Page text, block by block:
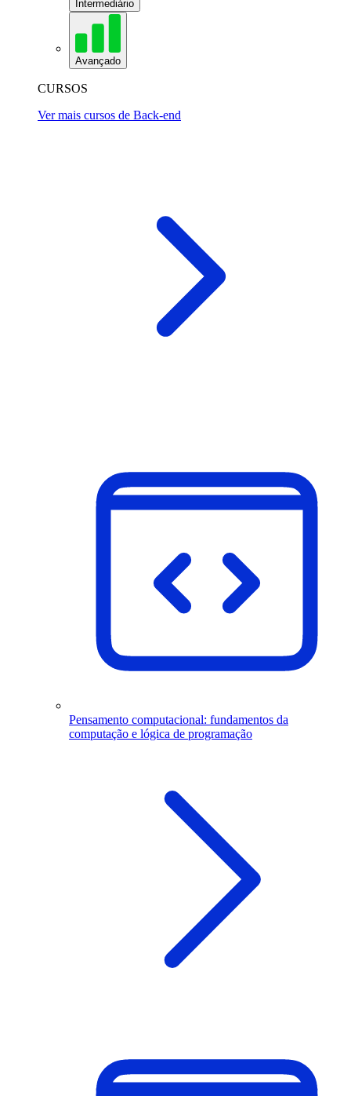
Intermediário
Avançado
CURSOS
Ver mais cursos de Back-end
Pensamento computacional: fundamentos da
computação e lógica de programação